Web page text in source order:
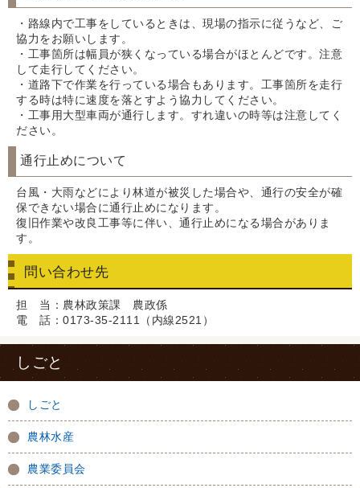
・路線内で工事をしているときは、現場の指示に従うなど、ご
協力をお願いします。
・工事箇所は幅員が狭くなっている場合がほとんどです。注意
して走行してください。
・道路下で作業を行っている場合もあります。工事箇所を走行
する時は特に速度を落とすよう協力してください。
・工事用大型車両が通行します。すれ違いの時等は注意してく
ださい。
通行止めについて
台風・大雨などにより林道が被災した場合や、通行の安全が確
保できない場合に通行止めになります。
復旧作業や改良工事等に伴い、通行止めになる場合がありま
す。
問い合わせ先
担 当：農林政策課 農政係
電 話：0173-35-2111（内線2521）
しごと
しごと
農林水産
農業委員会